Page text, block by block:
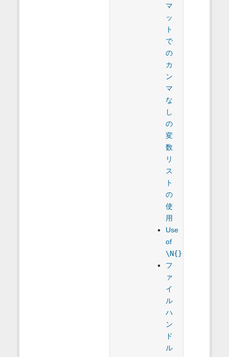
マ
ッ
ト
で
の
カ
ン
マ
な
し
の
変
数
リ
ス
ト
の
使
用
Use
of
\N{}
フ
ァ
イ
ル
ハ
ン
ド
ル